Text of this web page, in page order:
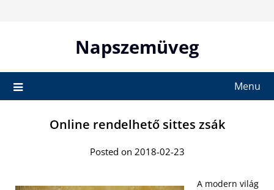
Napszemüveg
Menu
Online rendelhető sittes zsák
Posted on 2018-02-23
A modern világ